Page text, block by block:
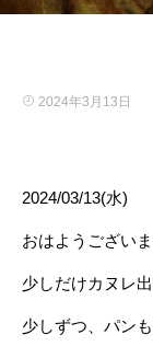
2024年3月13日
2024/03/13(水)
おはようございま
少しだけカヌレ出
少しずつ、パン